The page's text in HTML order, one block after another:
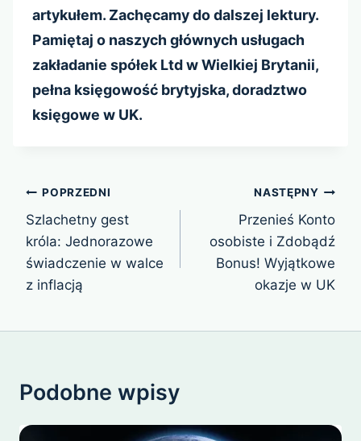
artykułem. Zachęcamy do dalszej lektury.
Pamiętaj o naszych głównych usługach
zakładanie spółek Ltd w Wielkiej Brytanii,
pełna księgowość brytyjska, doradztwo
księgowe w UK.
Nawigacja
wpisu
POPRZEDNI
Szlachetny gest
króla: Jednorazowe
świadczenie w walce
z inflacją
NASTĘPNY
Przenieś Konto
osobiste i Zdobądź
Bonus! Wyjątkowe
okazje w UK
Podobne wpisy